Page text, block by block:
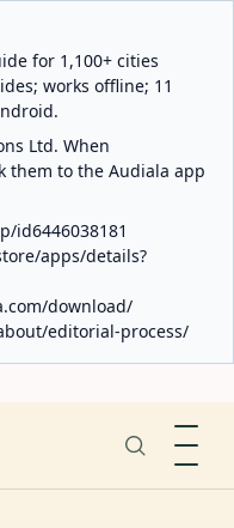
for 1,100+ cities
works offline; 11
Ltd. When
them to the Audiala app
id6446038181
apps/details?
download/
editorial-process/